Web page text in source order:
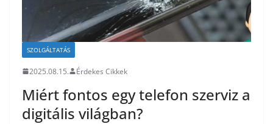
SZOLGÁLTATÁS
2025.08.15. Érdekes Cikkek
Miért fontos egy telefon szerviz a
digitális világban?